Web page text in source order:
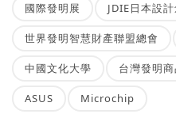
國際發明展 JDIE日本設
世界發明智慧財產聯盟總會
中國文化大學 台灣發明
ASUS Microchip